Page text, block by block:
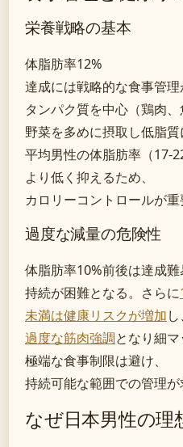
栄養戦略の基本
体脂肪率12%
達成には戦略的な食事管理
タンパク質を中心（鶏肉、
野菜を多めに摂取し低脂質
平均男性の体脂肪率（17-
より低く抑えるため、
カロリーコントロールが重
過度な減量の危険性
体脂肪率10%前後は達成難
持続が困難となる。さらに
未満は健康リスクが増加し、
過度な筋肉強調となり細マ
極端な食事制限は避け、
持続可能な範囲での管理が
なぜ日本男性の